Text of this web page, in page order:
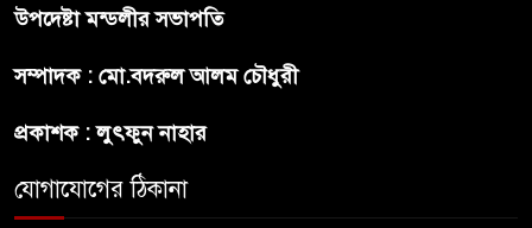
রাজধানীর উত্তরখানে
পরিচ্ছন্নতাকর্মী-এলাকাবাসীর মধ্যে
উপদেষ্টা মন্ডলীর সভাপতি
সম্পাদক : মো.বদরুল আলম চৌধুরী
প্রকাশক : লুৎফুন নাহার
যোগাযোগের ঠিকানা